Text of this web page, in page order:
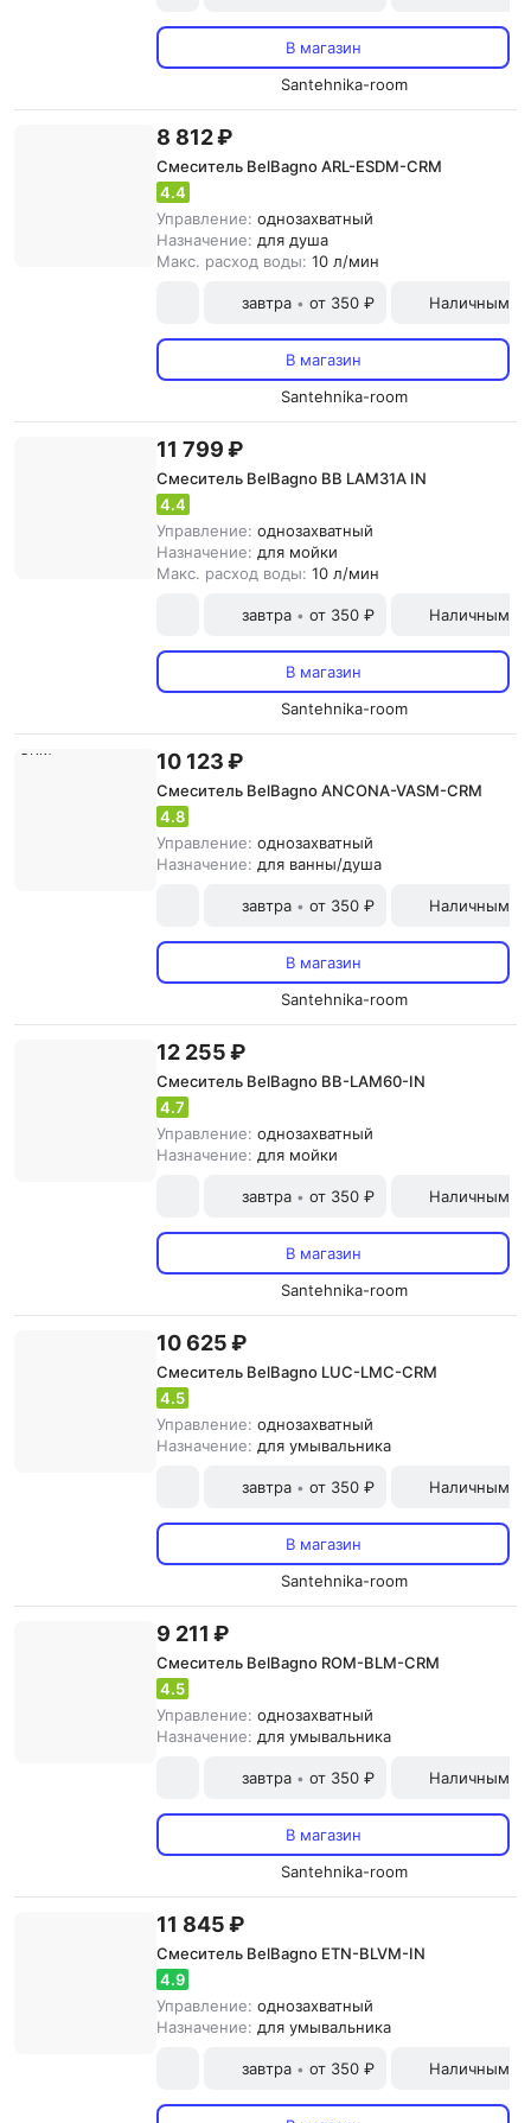
В магазин
Santehnika-room
8 812 ₽
Смеситель BelBagno ARL-ESDM-CRM
4.4
Управление: однозахватный
Назначение: для душа
Макс. расход воды: 10 л/мин
завтра • от 350 ₽ Наличными
В магазин
Santehnika-room
11 799 ₽
Смеситель BelBagno BB LAM31A IN
4.4
Управление: однозахватный
Назначение: для мойки
Макс. расход воды: 10 л/мин
завтра • от 350 ₽ Наличными
В магазин
Santehnika-room
10 123 ₽
Смеситель BelBagno ANCONA-VASM-CRM
4.8
Управление: однозахватный
Назначение: для ванны/душа
завтра • от 350 ₽ Наличными
В магазин
Santehnika-room
12 255 ₽
Смеситель BelBagno BB-LAM60-IN
4.7
Управление: однозахватный
Назначение: для мойки
завтра • от 350 ₽ Наличными
В магазин
Santehnika-room
10 625 ₽
Смеситель BelBagno LUC-LMC-CRM
4.5
Управление: однозахватный
Назначение: для умывальника
завтра • от 350 ₽ Наличными
В магазин
Santehnika-room
9 211 ₽
Смеситель BelBagno ROM-BLM-CRM
4.5
Управление: однозахватный
Назначение: для умывальника
завтра • от 350 ₽ Наличными
В магазин
Santehnika-room
11 845 ₽
Смеситель BelBagno ETN-BLVM-IN
4.9
Управление: однозахватный
Назначение: для умывальника
завтра • от 350 ₽ Наличными